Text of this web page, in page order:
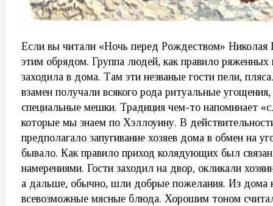
Если вы читали «Ночь перед Рождеством» Николая
этим обрядом. Группа людей, как правило
заходила в дома. Там эти незваные гости пели,
взамен получали всякого рода ритуальные
специальные мешки. Традиция чем-то напоминает
которые мы знаем по Хэллоуину. В
предполагало запугивание хозяев дома в обмен на
бывало. Как правило приход колядующих был
намерениями. Гости заходил на двор, окликали
а дальше, обычно, шли добрые пожелания. Из дома
всевозможные мясные блюда. Хорошим тоном